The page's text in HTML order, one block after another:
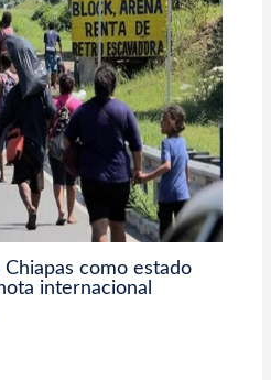
como estado
internacional